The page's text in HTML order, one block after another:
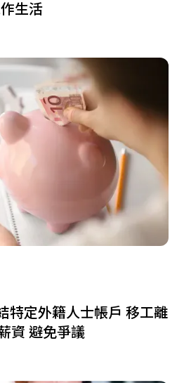
生活
特定外籍人士帳戶 移工離
資 避免爭議